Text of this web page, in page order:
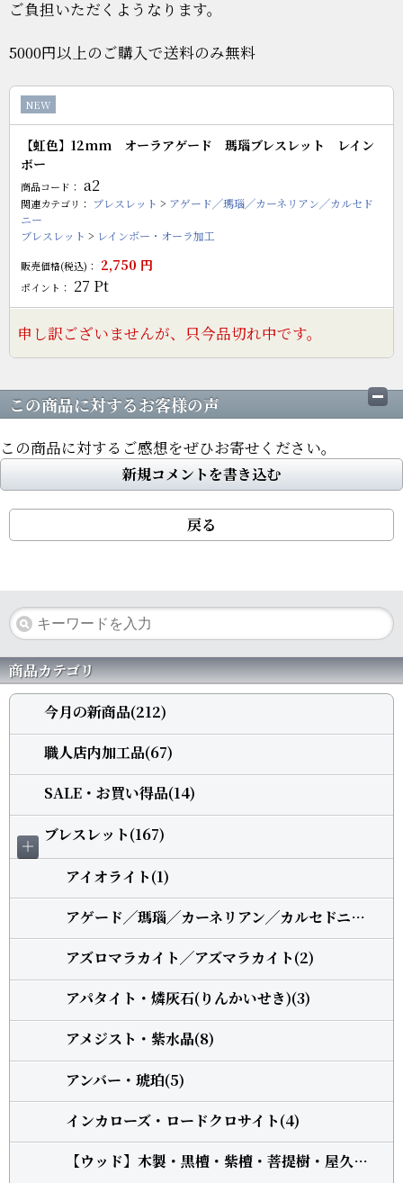
ご負担いただくようなります。
5000円以上のご購入で送料のみ無料
NEW
【虹色】12mm オーラアゲード 瑪瑙ブレスレット レイン
ボー
商品コード： a2
関連カテゴリ： ブレスレット > アゲード╱瑪瑙╱カーネリアン╱カルセド
ニー
ブレスレット > レインボー・オーラ加工
販売価格(税込)： 2,750 円
ポイント： 27 Pt
申し訳ございませんが、只今品切れ中です。
この商品に対するお客様の声
この商品に対するご感想をぜひお寄せください。
新規コメントを書き込む
戻る
商品カテゴリ
今月の新商品(212)
職人店内加工品(67)
SALE・お買い得品(14)
＋
ブレスレット(167)
アイオライト(1)
アゲード╱瑪瑙╱カーネリアン╱カルセドニー(5)
アズロマラカイト╱アズマラカイト(2)
アパタイト・燐灰石(りんかいせき)(3)
アメジスト・紫水晶(8)
アンバー・琥珀(5)
インカローズ・ロードクロサイト(4)
【ウッド】木製・黒檀・紫檀・菩提樹・屋久杉・柘植(13)